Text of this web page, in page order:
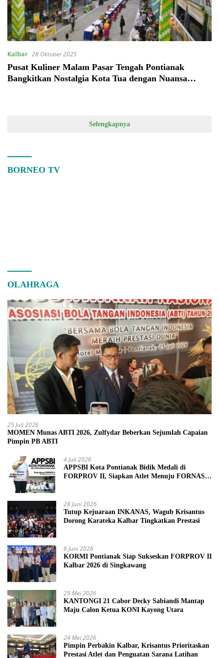
Kalbar 28 Oktober 2025
Pusat Kuliner Malam Pasar Tengah Pontianak
Bangkitkan Nostalgia Kota Tua dengan Nuansa
Selengkapnya
BORNEO TV
OLAHRAGA
25 Juli 2026
MOMEN Munas ABTI 2026, Zulfydar Beberkan Sejumlah Capaian
Pimpin PB ABTI
4 Juli 2026
APPSBI Kota Pontianak Bidik Medali di
FORPROV II, Siapkan Atlet Menuju FORNAS
28 Juni 2026
Tutup Kejuaraan INKANAS, Wagub Krisantus
Dorong Karateka Kalbar Tingkatkan Prestasi
6 Juni 2026
KORMI Pontianak Siap Sukseskan FORPROV II
Kalbar 2026 di Singkawang
29 Mei 2026
KANTONGI 21 Cabor Decky Sabiandi Mantap
Maju Calon Ketua KONI Kayong Utara
24 Mei 2026
Pimpin Perbakin Kalbar, Krisantus Prioritaskan
Prestasi Atlet dan Penguatan Sarana Latihan